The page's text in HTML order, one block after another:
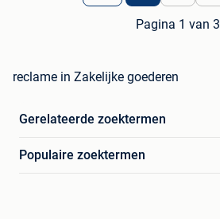
Pagina 1 van 3
reclame in Zakelijke goederen
Gerelateerde zoektermen
Populaire zoektermen